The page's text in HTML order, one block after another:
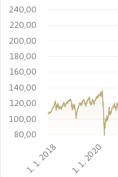
1. 1. 2018 1. 1. 2020
80,00
100,00
120,00
140,00
160,00
180,00
200,00
220,00
240,00